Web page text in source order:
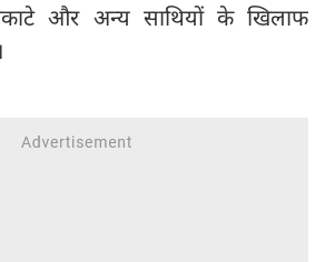
और अन्य साथियों के खिलाफ